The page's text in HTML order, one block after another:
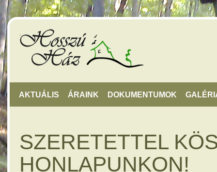
AKTUÁLIS ÁRAINK DOKUMENTUMOK
SZERETETTEL
HONLAPUNKON!